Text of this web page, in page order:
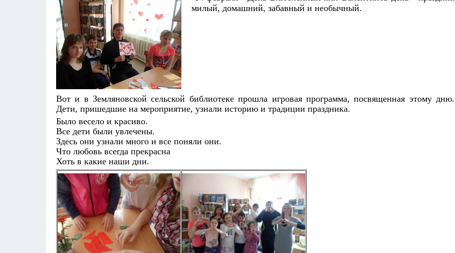
милый, домашний, забавный и необычный.
Вот и в Земляновской сельской библиотеке прошла игровая программа, посвященная этому дню.
Дети, пришедшие на мероприятие, узнали историю и традиции праздника.
Было весело и красиво.
Все дети были увлечены.
Здесь они узнали много и все поняли они.
Что любовь всегда прекрасна
Хоть в какие наши дни.